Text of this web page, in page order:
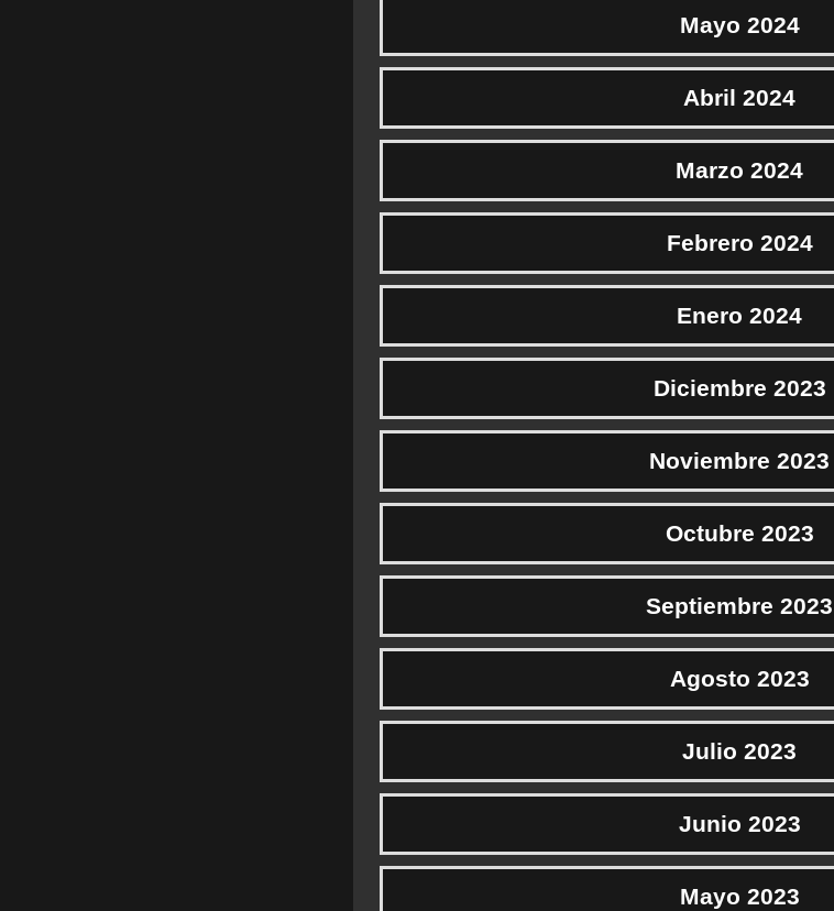
Mayo 2024
Abril 2024
Marzo 2024
Febrero 2024
Enero 2024
Diciembre 2023
Noviembre 2023
Octubre 2023
Septiembre 2023
Agosto 2023
Julio 2023
Junio 2023
Mayo 2023